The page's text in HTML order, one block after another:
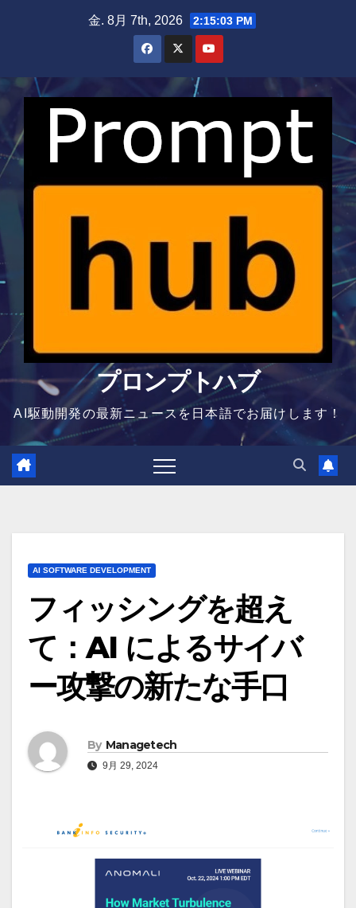
金. 8月 7th, 2026 2:15:03 PM
プロンプトハブ
AI駆動開発の最新ニュースを日本語でお届けします！
AI SOFTWARE DEVELOPMENT
フィッシングを超え
て：AI によるサイバ
ー攻撃の新たな手口
By Managetech
9月 29, 2024